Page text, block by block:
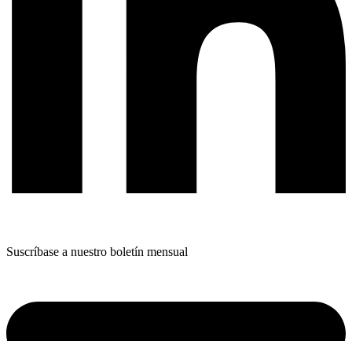
Suscríbase a nuestro boletín mensual